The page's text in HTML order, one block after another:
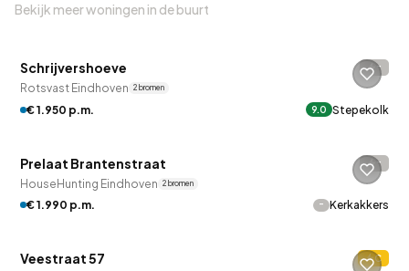
Bekijk meer woningen in de buurt
QUICKLANE™
Schrijvershoeve -
Rotsvast Eindhoven 2 bronnen
€ 1.950 p.m. 9.0 Stepekolk
QUICKLANE™
Prelaat Brantenstraat -
HouseHunting Eindhoven 2 bronnen
€ 1.990 p.m. - Kerkakkers
Veestraat 57 C